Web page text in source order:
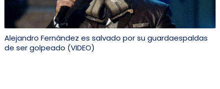
Alejandro Fernández es salvado por su guardaespaldas
de ser golpeado (VIDEO)